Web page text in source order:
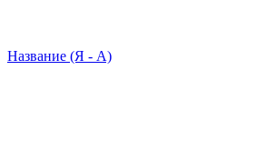
Название (Я - А)